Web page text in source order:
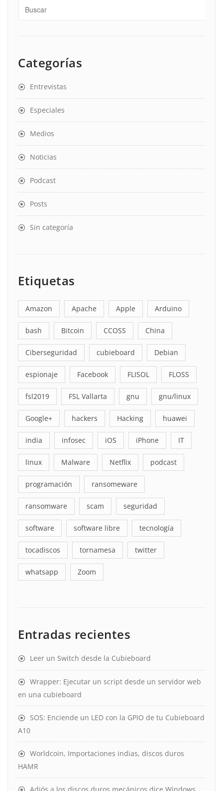
Categorías
Entrevistas
Especiales
Medios
Noticias
Podcast
Posts
Sin categoría
Etiquetas
Amazon Apache Apple Arduino
bash Bitcoin CCOSS China
Ciberseguridad cubieboard Debian
espionaje Facebook FLISOL FLOSS
fsl2019 FSL Vallarta gnu gnu/linux
Google+ hackers Hacking huawei
india infosec iOS iPhone IT
linux Malware Netflix podcast
programación ransomeware
ransomware scam seguridad
software software libre tecnología
tocadiscos tornamesa twitter
whatsapp Zoom
Entradas recientes
Leer un Switch desde la Cubieboard
Wrapper: Ejecutar un script desde un servidor web
en una cubieboard
SOS: Enciende un LED con la GPIO de tu Cubieboard
A10
Worldcoin, Importaciones indias, discos duros
HAMR